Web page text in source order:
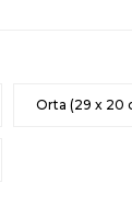
Orta (29 x 20